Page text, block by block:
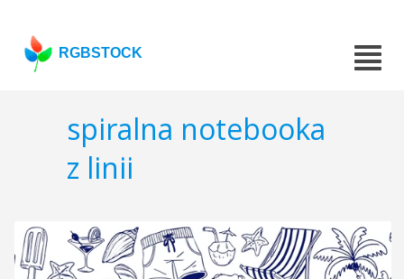
RGBSTOCK
spiralna notebooka
z linii